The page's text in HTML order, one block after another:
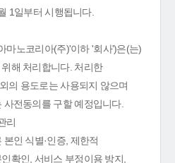
1일부터 시행됩니다.
마노코리아(주)'이하 '회사')은(는)
해 처리합니다. 처리한
의 용도로는 사용되지 않으며
전동의를 구할 예정입니다.
리
인 식별·인증, 제한적
확인, 서비스 부정이용 방지,